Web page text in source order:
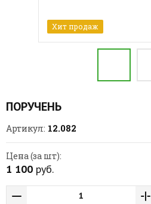
ПОРУЧЕНЬ
Артикул: 12.082
Цена (за шт):
1 100 руб.
Хит продаж